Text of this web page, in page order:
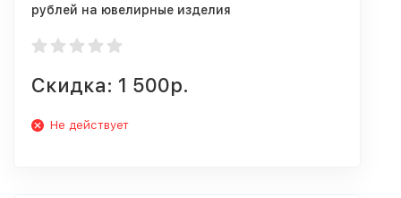
рублей на ювелирные изделия
Скидка: 1 500р.
Не действует